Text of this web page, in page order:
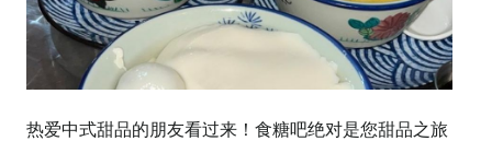
热爱中式甜品的朋友看过来！食糖吧绝对是您甜品之旅